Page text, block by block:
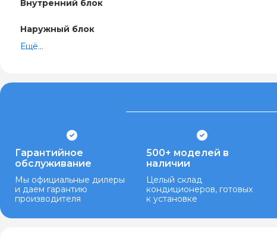
Внутренний блок
Наружный блок
Ещё...
Гарантийное
обслуживание
Мы официальные дилеры
и даем гарантию
производителя
500+ моделей в
наличии
Целый склад
кондиционеров, готовых
к установке